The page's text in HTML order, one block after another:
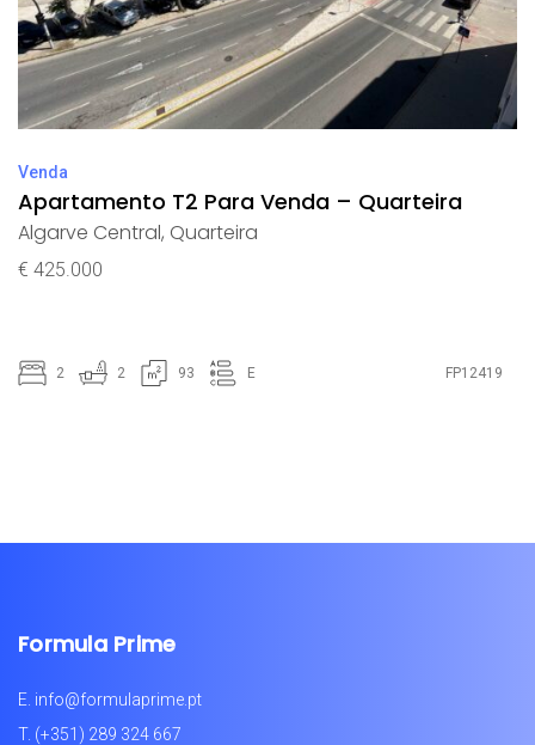
Venda
Apartamento T2 Para Venda – Quarteira
Algarve Central, Quarteira
€ 425.000
2 2 93 E FP12419
Formula Prime
E. info@formulaprime.pt
T. (+351) 289 324 667